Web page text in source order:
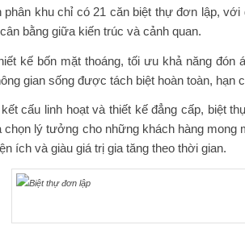
phân khu chỉ có 21 căn biệt thự đơn lập,
bằng giữa kiến trúc và cảnh quan.
kế bốn mặt thoáng, tối ưu khả năng
gian sống được tách biệt hoàn toàn,
cấu linh hoạt và thiết kế đẳng cấp, biệt
lý tưởng cho những khách hàng mong
ích và giàu giá trị gia tăng theo thời gian.